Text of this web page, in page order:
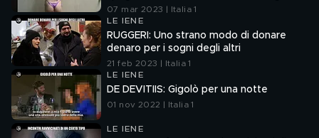
palestra
07 mar 2023 | Italia 1
LE IENE
RUGGERI: Uno strano modo di donare
denaro per i sogni degli altri
21 feb 2023 | Italia 1
LE IENE
DE DEVITIIS: Gigolò per una notte
01 nov 2022 | Italia 1
LE IENE